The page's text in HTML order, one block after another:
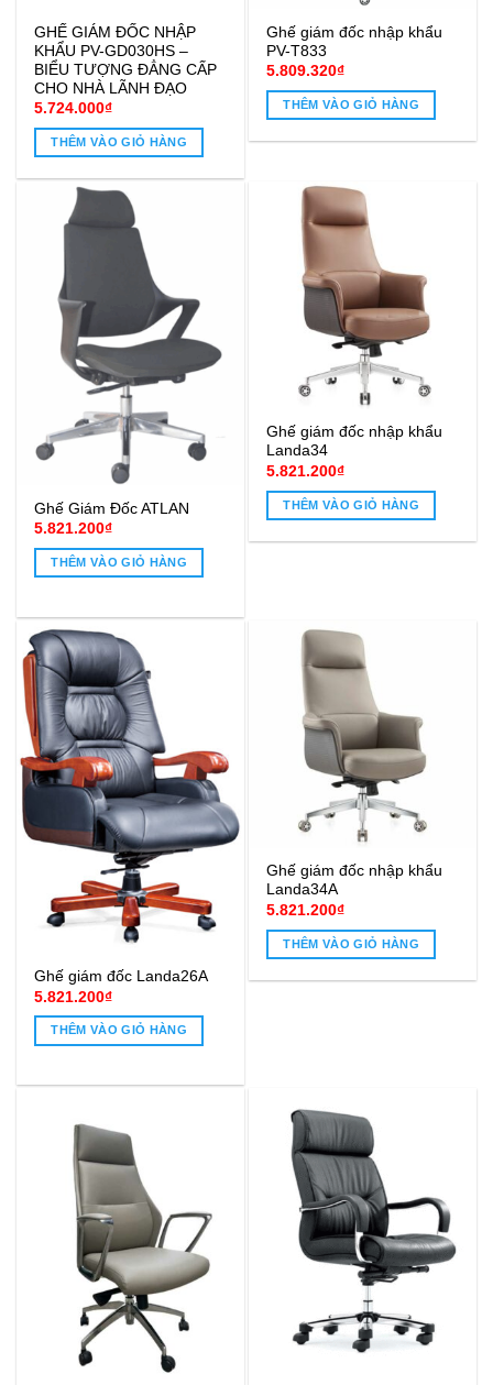
GHẾ GIÁM ĐỐC NHẬP
KHẨU PV-GD030HS –
BIỂU TƯỢNG ĐẲNG CẤP
CHO NHÀ LÃNH ĐẠO
5.724.000₫
THÊM VÀO GIỎ HÀNG
Ghế giám đốc nhập khẩu
PV-T833
5.809.320₫
THÊM VÀO GIỎ HÀNG
Ghế Giám Đốc ATLAN
5.821.200₫
THÊM VÀO GIỎ HÀNG
Ghế giám đốc nhập khẩu
Landa34
5.821.200₫
THÊM VÀO GIỎ HÀNG
Ghế giám đốc Landa26A
5.821.200₫
THÊM VÀO GIỎ HÀNG
Ghế giám đốc nhập khẩu
Landa34A
5.821.200₫
THÊM VÀO GIỎ HÀNG